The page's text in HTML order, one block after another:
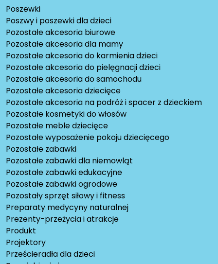
Poszewki
Poszwy i poszewki dla dzieci
Pozostałe akcesoria biurowe
Pozostałe akcesoria dla mamy
Pozostałe akcesoria do karmienia dzieci
Pozostałe akcesoria do pielęgnacji dzieci
Pozostałe akcesoria do samochodu
Pozostałe akcesoria dziecięce
Pozostałe akcesoria na podróż i spacer z dzieckiem
Pozostałe kosmetyki do włosów
Pozostałe meble dziecięce
Pozostałe wyposażenie pokoju dziecięcego
Pozostałe zabawki
Pozostałe zabawki dla niemowląt
Pozostałe zabawki edukacyjne
Pozostałe zabawki ogrodowe
Pozostały sprzęt siłowy i fitness
Preparaty medycyny naturalnej
Prezenty-przeżycia i atrakcje
Produkt
Projektory
Prześcieradła dla dzieci